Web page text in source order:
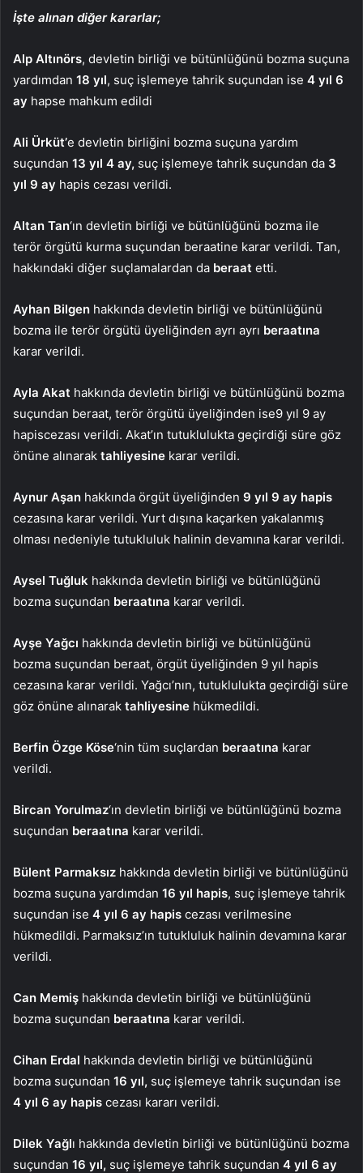
İşte alınan diğer kararlar;
Alp Altınörs, devletin birliği ve bütünlüğünü bozma suçuna
yardımdan 18 yıl, suç işlemeye tahrik suçundan ise 4 yıl 6
ay hapse mahkum edildi
Ali Ürküt’e devletin birliğini bozma suçuna yardım
suçundan 13 yıl 4 ay, suç işlemeye tahrik suçundan da 3
yıl 9 ay hapis cezası verildi.
Altan Tan‘ın devletin birliği ve bütünlüğünü bozma ile
terör örgütü kurma suçundan beraatine karar verildi. Tan,
hakkındaki diğer suçlamalardan da beraat etti.
Ayhan Bilgen hakkında devletin birliği ve bütünlüğünü
bozma ile terör örgütü üyeliğinden ayrı ayrı beraatına
karar verildi.
Ayla Akat hakkında devletin birliği ve bütünlüğünü bozma
suçundan beraat, terör örgütü üyeliğinden ise9 yıl 9 ay
hapiscezası verildi. Akat’ın tutuklulukta geçirdiği süre göz
önüne alınarak tahliyesine karar verildi.
Aynur Aşan hakkında örgüt üyeliğinden 9 yıl 9 ay hapis
cezasına karar verildi. Yurt dışına kaçarken yakalanmış
olması nedeniyle tutukluluk halinin devamına karar verildi.
Aysel Tuğluk hakkında devletin birliği ve bütünlüğünü
bozma suçundan beraatına karar verildi.
Ayşe Yağcı hakkında devletin birliği ve bütünlüğünü
bozma suçundan beraat, örgüt üyeliğinden 9 yıl hapis
cezasına karar verildi. Yağcı’nın, tutuklulukta geçirdiği süre
göz önüne alınarak tahliyesine hükmedildi.
Berfin Özge Köse‘nin tüm suçlardan beraatına karar
verildi.
Bircan Yorulmaz‘ın devletin birliği ve bütünlüğünü bozma
suçundan beraatına karar verildi.
Bülent Parmaksız hakkında devletin birliği ve bütünlüğünü
bozma suçuna yardımdan 16 yıl hapis, suç işlemeye tahrik
suçundan ise 4 yıl 6 ay hapis cezası verilmesine
hükmedildi. Parmaksız’ın tutukluluk halinin devamına karar
verildi.
Can Memiş hakkında devletin birliği ve bütünlüğünü
bozma suçundan beraatına karar verildi.
Cihan Erdal hakkında devletin birliği ve bütünlüğünü
bozma suçundan 16 yıl, suç işlemeye tahrik suçundan ise
4 yıl 6 ay hapis cezası kararı verildi.
Dilek Yağlı hakkında devletin birliği ve bütünlüğünü bozma
suçundan 16 yıl, suç işlemeye tahrik suçundan 4 yıl 6 ay